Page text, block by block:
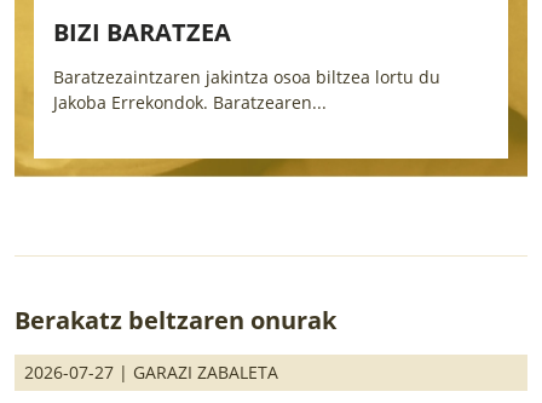
BIZI BARATZEA
Baratzezaintzaren jakintza osoa biltzea lortu du
Jakoba Errekondok. Baratzearen...
Berakatz beltzaren onurak
2026-07-27 | GARAZI ZABALETA